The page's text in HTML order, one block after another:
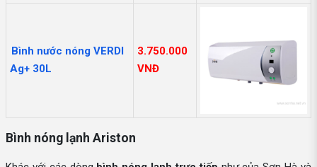
Bình nước nóng VERDI
Ag+ 30L
3.750.000
VNĐ
Bình nóng lạnh Ariston